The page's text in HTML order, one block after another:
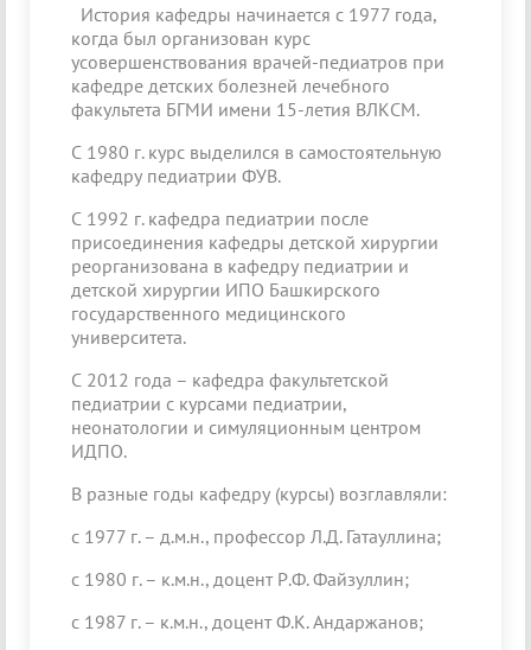
История кафедры начинается с 1977 года,
когда был организован курс
усовершенствования врачей-педиатров при
кафедре детских болезней лечебного
факультета БГМИ имени 15-летия ВЛКСМ.
С 1980 г. курс выделился в самостоятельную
кафедру педиатрии ФУВ.
С 1992 г. кафедра педиатрии после
присоединения кафедры детской хирургии
реорганизована в кафедру педиатрии и
детской хирургии ИПО Башкирского
государственного медицинского
университета.
С 2012 года – кафедра факультетской
педиатрии с курсами педиатрии,
неонатологии и симуляционным центром
ИДПО.
В разные годы кафедру (курсы) возглавляли:
с 1977 г. – д.м.н., профессор Л.Д. Гатауллина;
с 1980 г. – к.м.н., доцент Р.Ф. Файзуллин;
с 1987 г. – к.м.н., доцент Ф.К. Андаржанов;